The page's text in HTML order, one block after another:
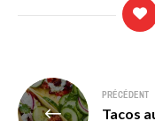
NavigationPRÉCÉDENT
Tacos